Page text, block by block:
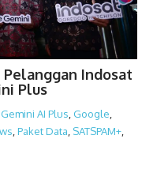
Pelanggan Indosat
Plus
Gemini AI Plus Google
Paket Data SATSPAM+